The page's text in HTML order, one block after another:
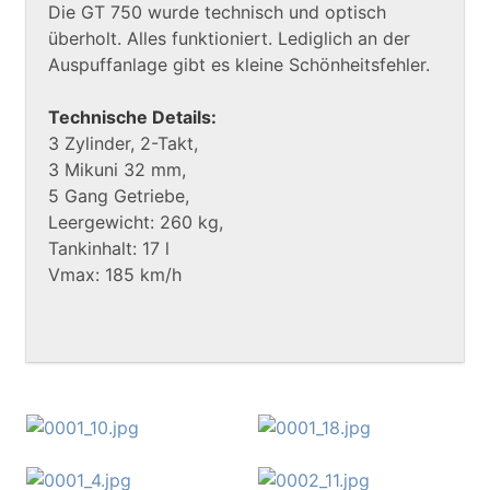
Die GT 750 wurde technisch und optisch
überholt. Alles funktioniert. Lediglich an der
Auspuffanlage gibt es kleine Schönheitsfehler.
Technische Details:
3 Zylinder, 2-Takt,
3 Mikuni 32 mm,
5 Gang Getriebe,
Leergewicht: 260 kg,
Tankinhalt: 17 l
Vmax: 185 km/h